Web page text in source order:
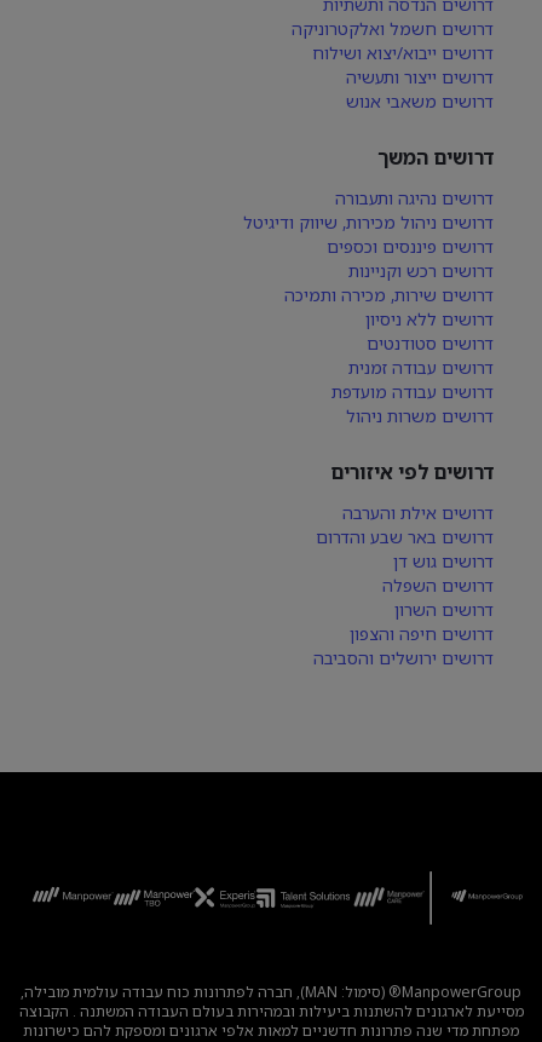
דרושים חשמל ואלקטרוניקה
דרושים ייבוא/יצוא ושילוח
דרושים ייצור ותעשיה
דרושים משאבי אנוש
דרושים המשך
דרושים נהיגה ותעבורה
דרושים ניהול מכירות, שיווק ודיגיטל
דרושים פיננסים וכספים
דרושים רכש וקניינות
דרושים שירות, מכירה ותמיכה
דרושים ללא ניסיון
דרושים סטודנטים
דרושים עבודה זמנית
דרושים עבודה מועדפת
דרושים משרות ניהול
דרושים לפי איזורים
דרושים אילת והערבה
דרושים באר שבע והדרום
דרושים גוש דן
דרושים השפלה
דרושים השרון
דרושים חיפה והצפון
דרושים ירושלים והסביבה
ManpowerGroup® (סימול: MAN), חברה לפתרונות כוח עבודה עולמית מובילה,
מסייעת לארגונים להשתנות ביעילות ובמהירות בעולם העבודה המשתנה . הקבוצה
מפתחת מדי שנה פתרונות חדשניים למאות אלפי ארגונים ומספקת להם כישרונות